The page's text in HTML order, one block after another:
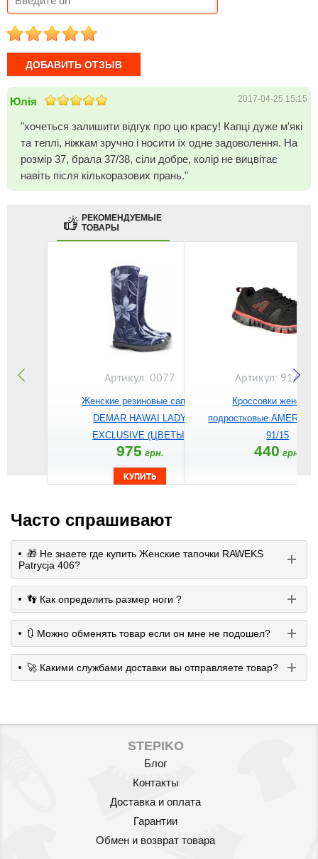
1 2 3 4 5
Юлія 2017-04-25 15:15
"хочеться залишити відгук про цю красу! Капці дуже м'які
та теплі, ніжкам зручно і носити їх одне задоволення. На
розмір 37, брала 37/38, сіли добре, колір не вицвітає
навіть після кількоразових прань."
РЕКОМЕНДУЕМЫЕ
ТОВАРЫ
Артикул: 0077
Женские резиновые сапоги
DEMAR HAWAI LADY
EXCLUSIVE (ЦВЕТЫ)
975 грн.
Артикул: 91/15-
Кроссовки женские
подростковые
91/15
440 грн.
Часто спрашивают
🎁 Не знаете где купить Женские тапочки RAWEKS
Patrycja 406?
👣 Как определить размер ноги ?
🔃 Можно обменять товар если он мне не подошел?
🚀 Какими службами доставки вы отправляете товар?
STEPIKO
Блог
Контакты
Доставка и оплата
Гарантии
Обмен и возврат товара